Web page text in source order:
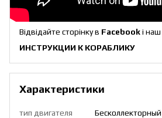
Відвідайте сторінку в Facebookі наш
ИНСТРУКЦИИ К КОРАБЛИКУ
Характеристики
тип двигателя
Бесколлекторный